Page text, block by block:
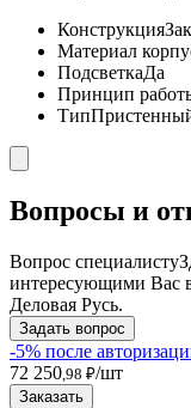
Конструкция
Материал
ПодсветкаДа
Принцип
Тип
Вопросы и
Вопрос специалисту
интересующими Вас
Деловая Русь.
Задать вопрос
-5% после
72 250 ,98 ₽/шт
Заказать